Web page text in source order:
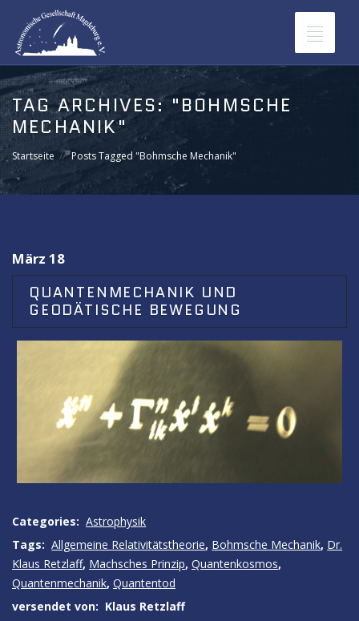
Toggle
TAG ARCHIVES:"BOHMSCHE
MECHANIK"
Startseite Posts Tagged "Bohmsche Mechanik"
März 18
QUANTENMECHANIK UND
GEODÄTISCHE BEWEGUNG
Categories: Astrophysik
Tags: Allgemeine Relativitätstheorie, Bohmsche Mechanik, Dr.
Klaus Retzlaff, Machsches Prinzip, Quantenkosmos,
Quantenmechanik, Quantentod
versendet von: Klaus Retzlaff